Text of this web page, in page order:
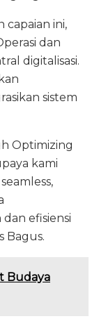
capaian ini,
dan
digitalisasi.
sistem
Optimizing
kami
efisiensi
Bagus.
Budaya